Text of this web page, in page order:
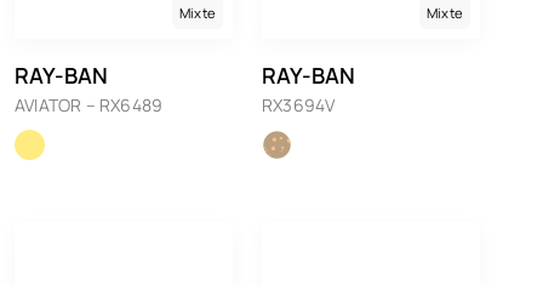
Mixte
RAY-BAN
AVIATOR – RX6489
Mixte
RAY-BAN
RX3694V